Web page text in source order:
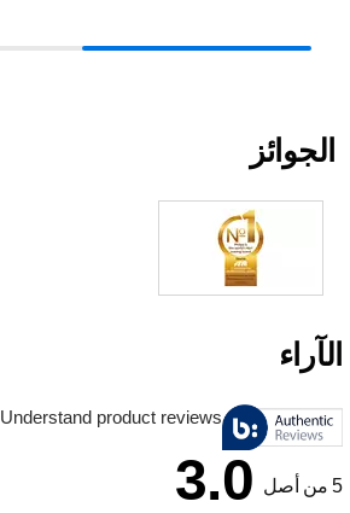
الجوائز
الآراء
Understand product reviews
5 من أصل 3.0